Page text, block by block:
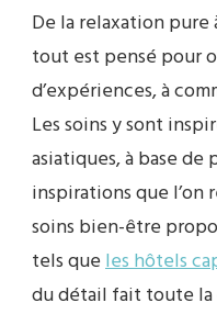
De la relaxation
tout est pensé pour
d’expériences, à
Les soins y sont
asiatiques, à base
inspirations que l’on
soins bien-être
tels queles hôtels
du détail fait toute